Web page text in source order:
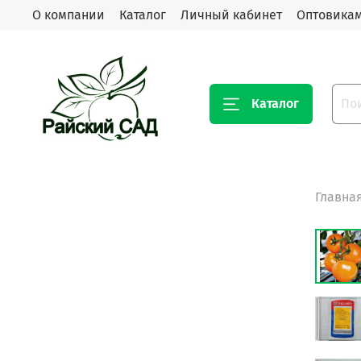
О компании Каталог Личный кабинет
Каталог